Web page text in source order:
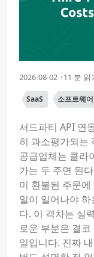
2026-08-02 11 분 읽
SaaS 소프트웨
서드파티 API 연
히 과소평가되는
공급업체는 클라
가는 두 주면 된
미 환불된 주문
일이 일어나야
다. 이 격차는 실
로운 부분은 결
일입니다. 진짜